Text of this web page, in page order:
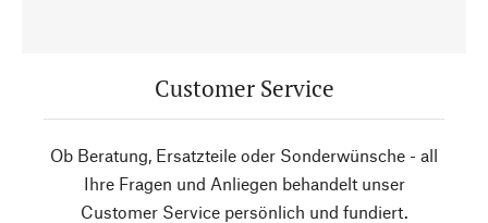
Customer Service
Ob Beratung, Ersatzteile oder Sonderwünsche - all
Ihre Fragen und Anliegen behandelt unser
Customer Service persönlich und fundiert.